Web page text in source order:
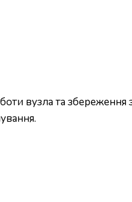
вузла та збереження